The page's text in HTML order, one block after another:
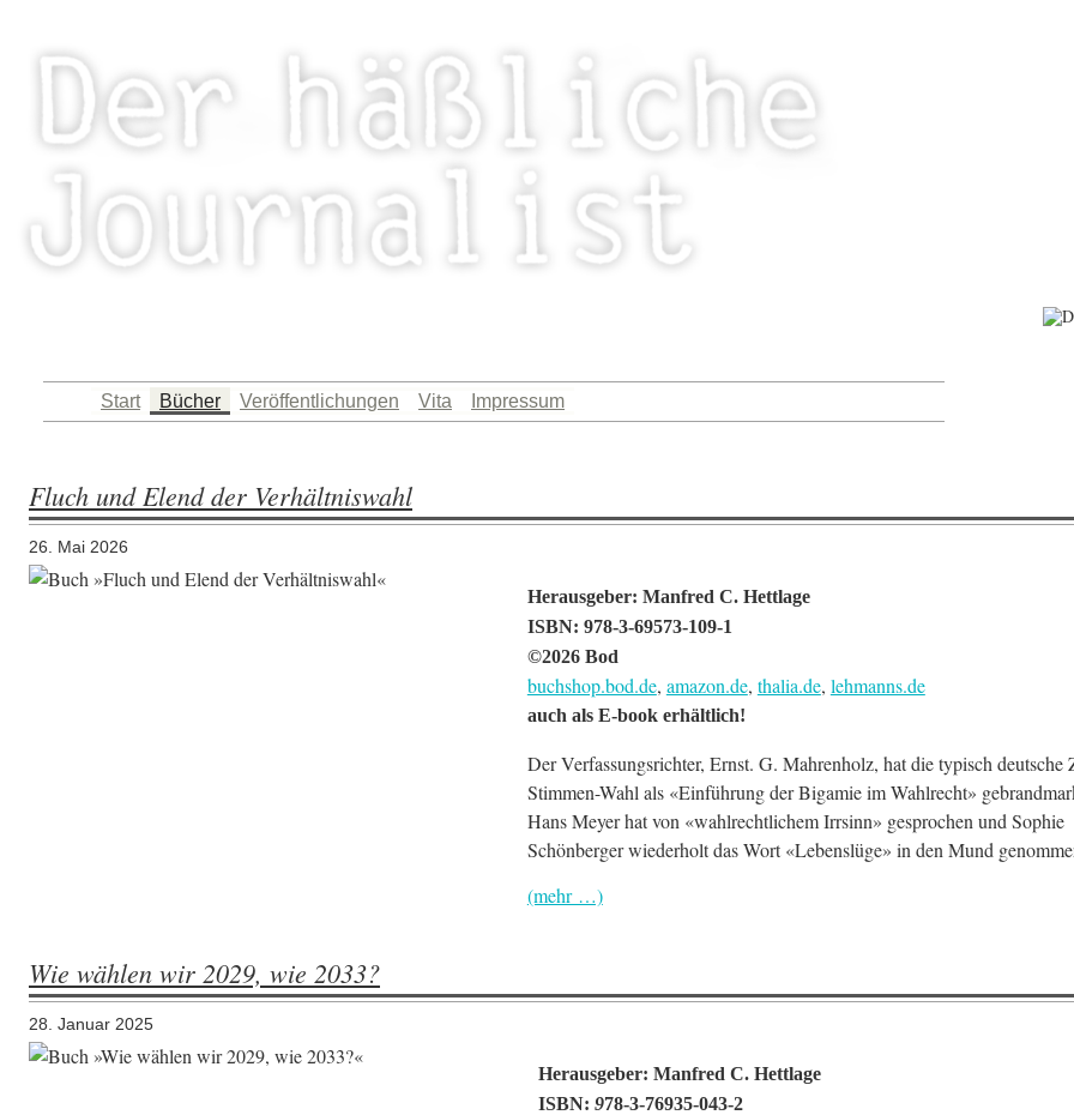
Start Bücher Veröffentlichungen Vita Impressum
Fluch und Elend der Verhältniswahl
26. Mai 2026
Herausgeber: Manfred C. Hettlage
ISBN: 978-3-69573-109-1
©2026 Bod
buchshop.bod.de, amazon.de, thalia.de, lehmanns.de
auch als E-book erhältlich!
Der Verfassungsrichter, Ernst. G. Mahrenholz, hat die typisch deutsche
Stimmen-Wahl als «Einführung der Bigamie im Wahlrecht»
Hans Meyer hat von «wahlrechtlichem Irrsinn» gesprochen und Sophie
Schönberger wiederholt das Wort «Lebenslüge» in den Mund
(mehr …)
Wie wählen wir 2029, wie 2033?
28. Januar 2025
Herausgeber: Manfred C. Hettlage
ISBN: 978-3-76935-043-2